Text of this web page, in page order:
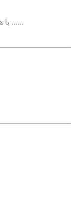
با همت و تلاش کارشناسان فولاد مبارکه و با همکاری شرکت های سازندۀ داخلی، کلیدهای قدرت 72.5 کیلوولت کوره های قوس الکتریکی و 36 کیلوولت کوره های پاتیلی که در شرایط تحریم ......